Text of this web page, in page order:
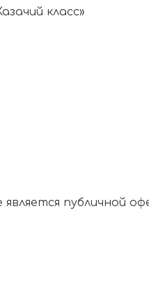
класс»
публичной